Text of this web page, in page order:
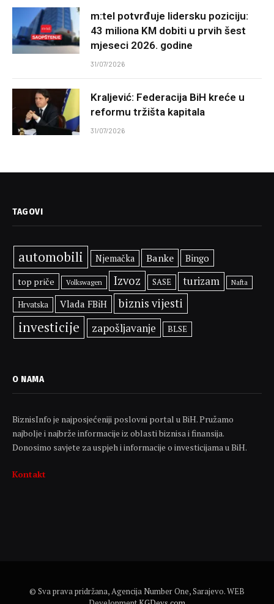
m:tel potvrđuje lidersku poziciju:
43 miliona KM dobiti u prvih šest
mjeseci 2026. godine
31/07/2026
Kraljević: Federacija BiH kreće u
reformu tržišta kapitala
31/07/2026
TAGOVI
automobili Njemačka Banke Bingo
top priče Volkswagen Izvoz SASE turizam Nafta
Hrvatska Vlada FBiH biznis vijesti
investicije zapošljavanje BLSE
O NAMA
BiznisInfo je najposjećeniji poslovni portal u BiH. Pružamo
najbolje i najbrže informacije iz oblasti biznisa i finansija.
Donosimo savjete za uspjeh i informacije o investicijama u BiH.
Kontakt
© Sva prava pridržana, Agencija Number One, Sarajevo. WEB